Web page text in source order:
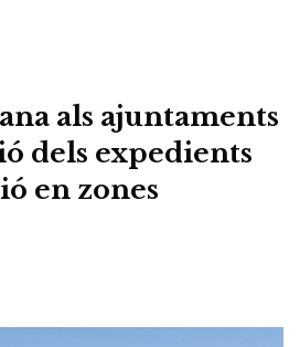
als ajuntaments
dels expedients
en zones